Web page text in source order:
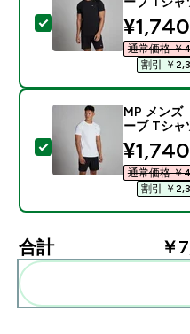
この商品を選択 -
¥1,740‎
通常価格
割引 ￥
この商品を選択 -
MP メンズ
ーブ Tシャ
¥1,740‎
通常価格
割引 ￥
合計 ￥